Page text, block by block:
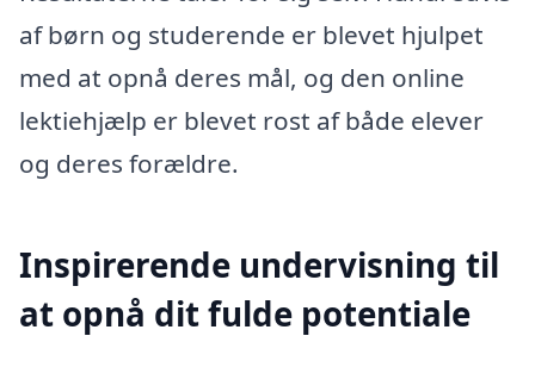
af børn og studerende er blevet hjulpet
med at opnå deres mål, og den online
lektiehjælp er blevet rost af både elever
og deres forældre.
Inspirerende undervisning til
at opnå dit fulde potentiale